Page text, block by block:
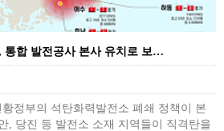
통합 발전공사 본사 유치로 보…
정부의 석탄화력발전소 폐쇄 정책이 본
, 당진 등 발전소 소재 지역들이 직격탄을